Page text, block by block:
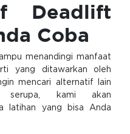
Deadlift
Coba
menandingi manfaat
yang ditawarkan oleh
mencari alternatif lain
serupa, kami akan
latihan yang bisa Anda